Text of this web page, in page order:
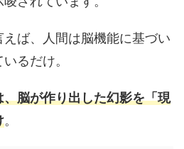
ば、人間は脳機能に基づい
るだけ。
、脳が作り出した幻影を「現
。